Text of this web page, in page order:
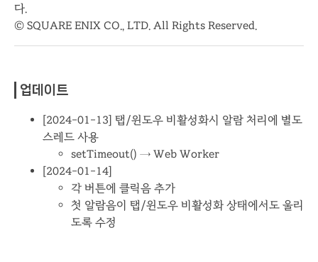
다.
© SQUARE ENIX CO., LTD. All Rights Reserved.
업데이트
[2024-01-13] 탭/윈도우 비활성화시 알람 처리에 별도
스레드 사용
setTimeout() → Web Worker
[2024-01-14]
각 버튼에 클릭음 추가
첫 알람음이 탭/윈도우 비활성화 상태에서도 울리
도록 수정